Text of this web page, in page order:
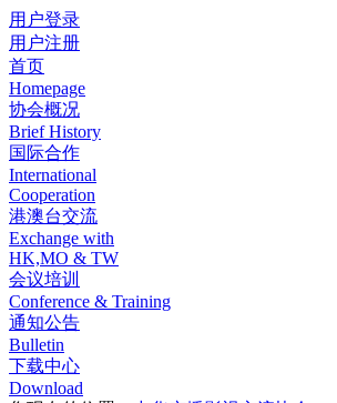
用户登录
用户注册
首页
Homepage
协会概况
Brief History
国际合作
International
Cooperation
港澳台交流
Exchange with
HK,MO & TW
会议培训
Conference & Training
通知公告
Bulletin
下载中心
Download